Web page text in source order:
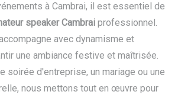
à Cambrai, il est essentiel de
speaker Cambrai professionnel.
avec dynamisme et
une ambiance festive et maîtrisée.
soirée d'entreprise, un mariage ou une
nous mettons tout en œuvre pour